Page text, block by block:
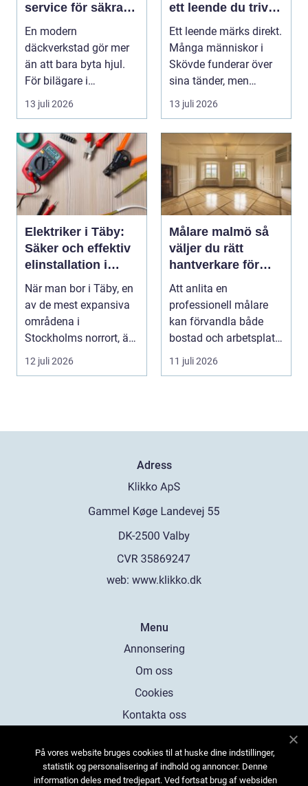
service för säkra
mil året runt
En modern
däckverkstad gör mer
än att bara byta hjul.
För bilägare i
Stockholm handlar
13 juli 2026
ett leende du trivs
med
Ett leende märks direkt.
Många människor i
Skövde funderar över
sina tänder, men
skjuter upp att gör...
13 juli 2026
Elektriker i Täby:
Säker och effektiv
elinstallation i
norrort
När man bor i Täby, en
av de mest expansiva
områdena i
Stockholms norrort, är
b...
12 juli 2026
Målare malmö så
väljer du rätt
hantverkare för
hem och företag
Att anlita en
professionell målare
kan förvandla både
bostad och arbetsplats
på kort tid. Färger, yt...
11 juli 2026
Adress
web: www.klikko.dk
Menu
Annonsering
Om oss
Cookies
Kontakta oss
På vores website bruges cookies til at huske dine indstillinger,
statistik og personalisering af indhold og annoncer. Denne
information deles med tredjepart. Ved fortsat brug af websiden